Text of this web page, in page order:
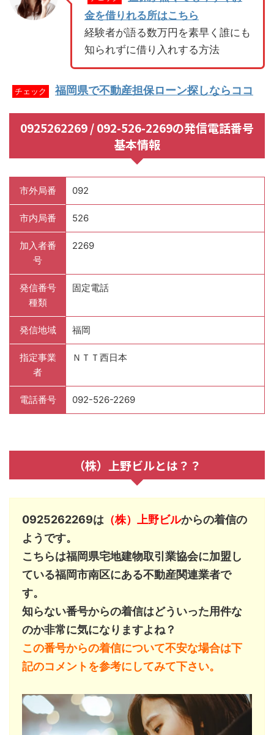
金を借りれる所はこちら
経験者が語る数万円を素早く誰にも
知られずに借り入れする方法
チェック 福岡県で不動産担保ローン探しならココ
0925262269 / 092-526-2269の発信電話番号
基本情報
市外局番 092
市内局番 526
加入者番
号
2269
発信番号
種類
固定電話
発信地域 福岡
指定事業
者
ＮＴＴ西日本
電話番号 092-526-2269
（株）上野ビルとは？？
0925262269は （株）上野ビルからの着信の
ようです。
こちらは福岡県宅地建物取引業協会に加盟し
ている福岡市南区にある不動産関連業者で
す。
知らない番号からの着信はどういった用件な
のか非常に気になりますよね？
この番号からの着信について不安な場合は下
記のコメントを参考にしてみて下さい。